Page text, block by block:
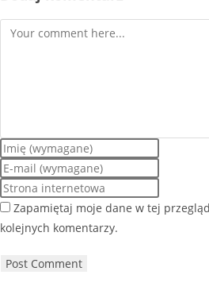
Zapamiętaj moje dane w tej
kolejnych komentarzy.